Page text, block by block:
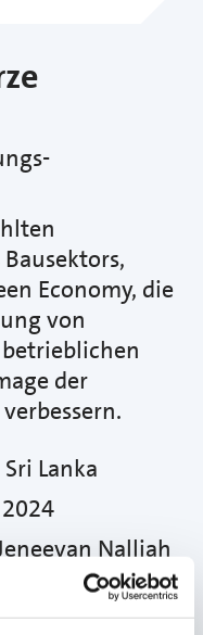
Economy, die
von
der
Lanka
Nalliah
Rhein-